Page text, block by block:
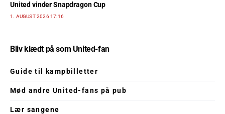
United vinder Snapdragon Cup
1. AUGUST 2026 17:16
Bliv klædt på som United-fan
Guide til kampbilletter
Mød andre United-fans på pub
Lær sangene